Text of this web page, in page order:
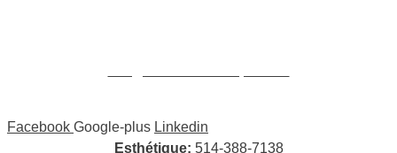
Facebook Google-plus Linkedin
Esthétique: 514-388-7138